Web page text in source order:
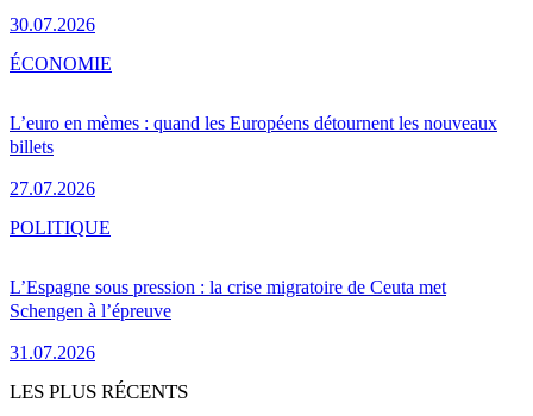
30.07.2026
L’euro en mèmes : quand les Européens détournent les nouveaux
billets
27.07.2026
ÉCONOMIE
L’Espagne sous pression : la crise migratoire de Ceuta met
Schengen à l’épreuve
31.07.2026
POLITIQUE
LES PLUS RÉCENTS